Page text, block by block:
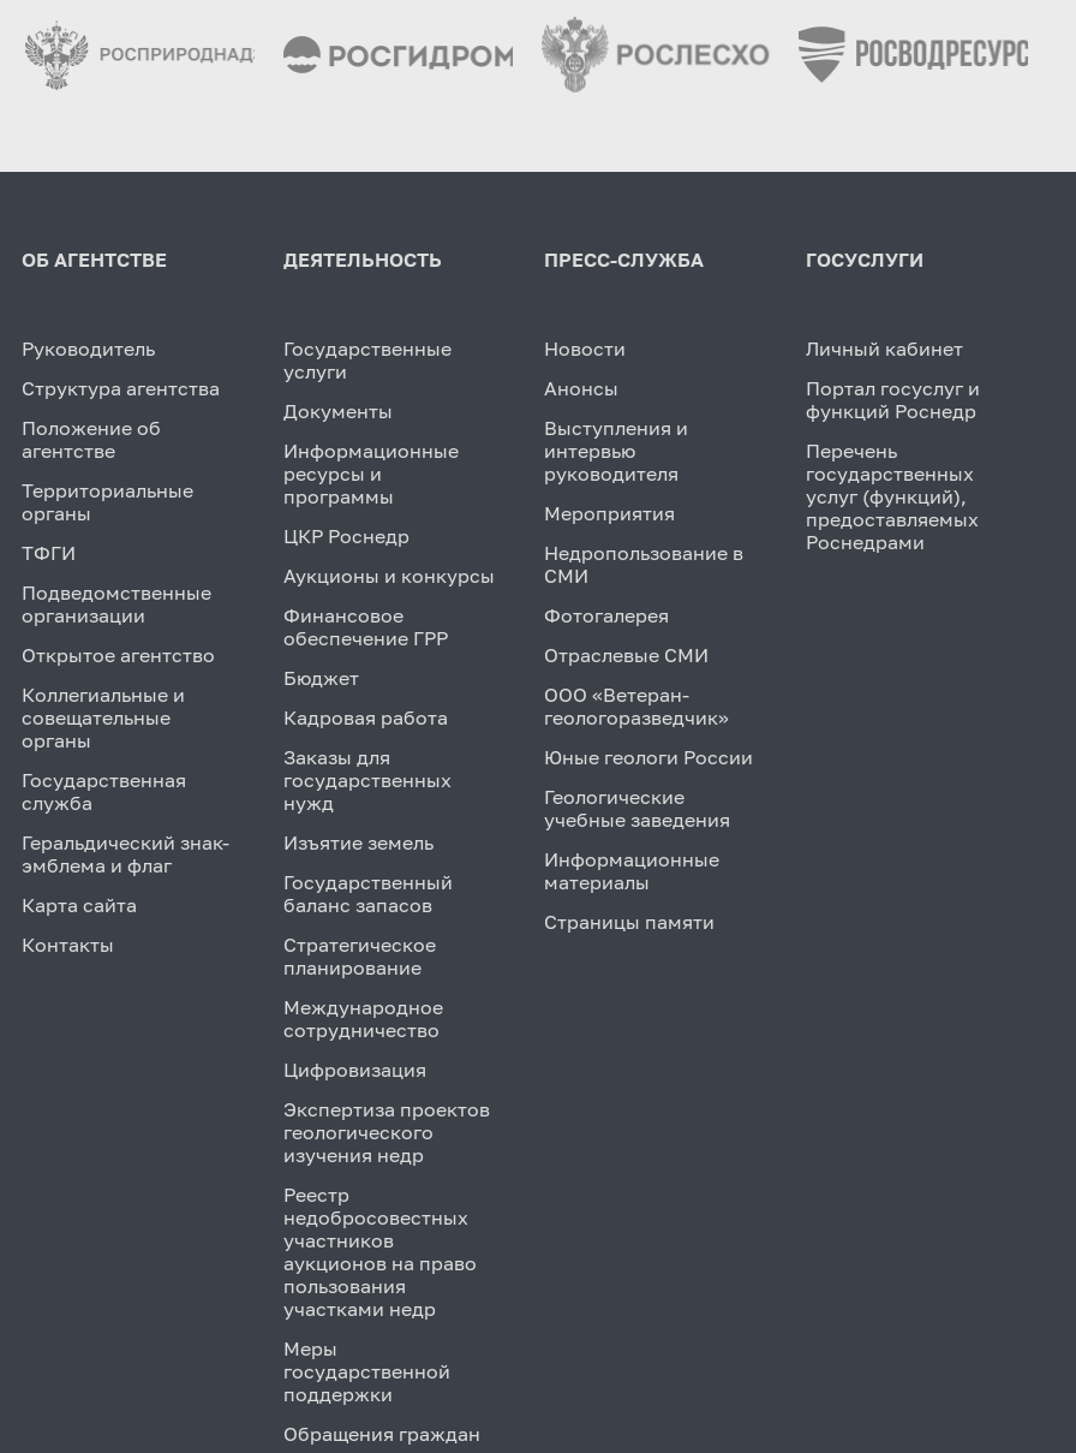
ОБ АГЕНТСТВЕ
Руководитель
Структура агентства
Положение об
агентстве
Территориальные
органы
ТФГИ
Подведомственные
организации
Открытое агентство
Коллегиальные и
совещательные
органы
Государственная
служба
Геральдический знак-
эмблема и флаг
Карта сайта
Контакты
ДЕЯТЕЛЬНОСТЬ
Государственные
услуги
Документы
Информационные
ресурсы и
программы
ЦКР Роснедр
Аукционы и конкурсы
Финансовое
обеспечение ГРР
Бюджет
Кадровая работа
Заказы для
государственных
нужд
Изъятие земель
Государственный
баланс запасов
Стратегическое
планирование
Международное
сотрудничество
Цифровизация
Экспертиза проектов
геологического
изучения недр
Реестр
недобросовестных
участников
аукционов на право
пользования
участками недр
Меры
государственной
поддержки
Обращения граждан
ПРЕСС-СЛУЖБА
Новости
Анонсы
Выступления и
интервью
руководителя
Мероприятия
Недропользование в
СМИ
Фотогалерея
Отраслевые СМИ
ООО «Ветеран-
геологоразведчик»
Юные геологи России
Геологические
учебные заведения
Информационные
материалы
Страницы памяти
ГОСУСЛУГИ
Личный кабинет
Портал госуслуг и
функций Роснедр
Перечень
государственных
услуг (функций),
предоставляемых
Роснедрами